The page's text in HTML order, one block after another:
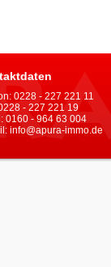
0228 - 227 221 11
- 227 221 19
0160 - 964 63 004
info@apura-immo.de